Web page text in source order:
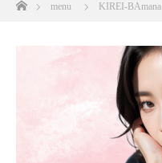
menu KIREI-BAmana